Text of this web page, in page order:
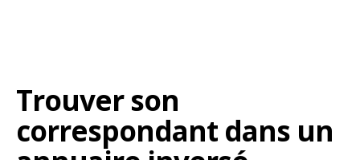
Trouver son
correspondant dans un